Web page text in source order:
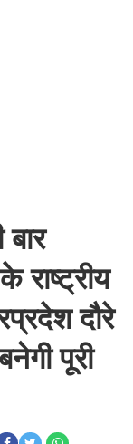
दौरे
पूरी